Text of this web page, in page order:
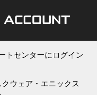
トセンターにログイン
ウェア・エニックス